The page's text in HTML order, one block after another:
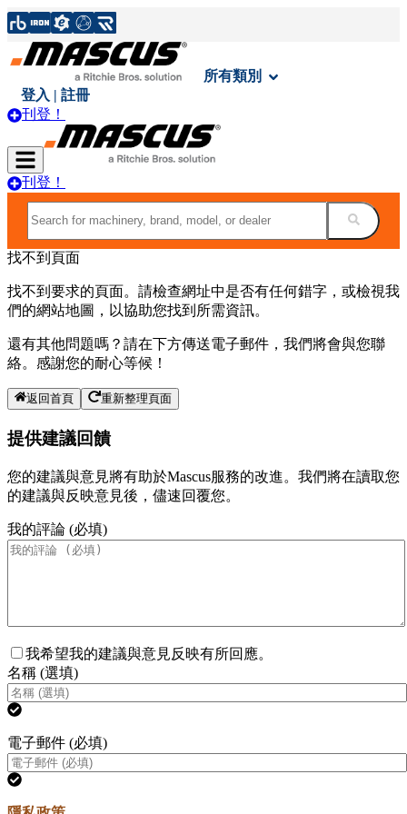
所有類別
登入 | 註冊
刊登！
刊登！
找不到頁面
找不到要求的頁面。請檢查網址中是否有任何錯字，或檢視我
們的網站地圖，以協助您找到所需資訊。
還有其他問題嗎？請在下方傳送電子郵件，我們將會與您聯
絡。感謝您的耐心等候！
返回首頁 重新整理頁面
提供建議回饋
您的建議與意見將有助於Mascus服務的改進。我們將在讀取您
的建議與反映意見後，儘速回覆您。
我的評論 (必填)
我希望我的建議與意見反映有所回應。
名稱 (選填)
電子郵件 (必填)